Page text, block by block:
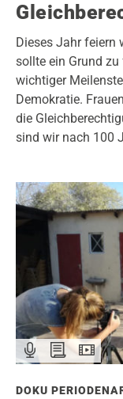
Dieses Jahr feiern
sollte ein Grund
wichtiger
Demokratie.
die
sind wir nach 100
DOKU